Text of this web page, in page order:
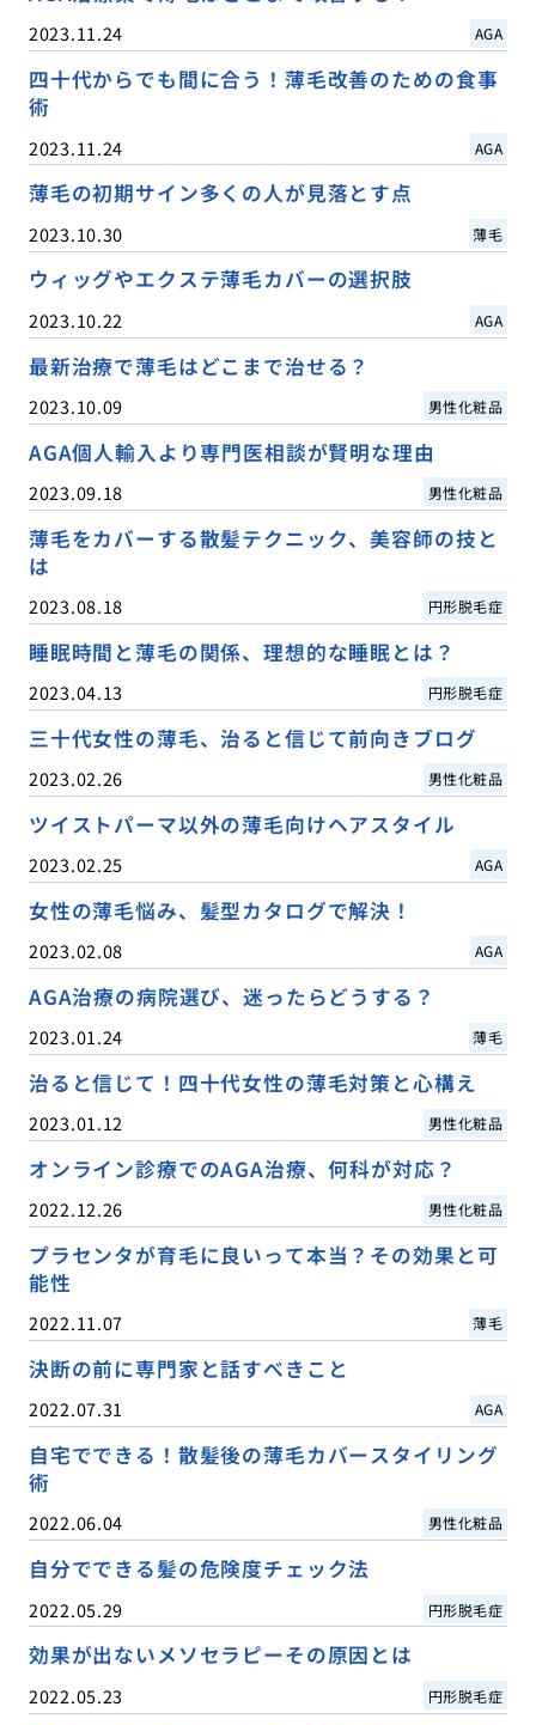
2023.11.24 AGA
四十代からでも間に合う！薄毛改善のための食事
術
2023.11.24 AGA
薄毛の初期サイン多くの人が見落とす点
2023.10.30 薄毛
ウィッグやエクステ薄毛カバーの選択肢
2023.10.22 AGA
最新治療で薄毛はどこまで治せる？
2023.10.09 男性化粧品
AGA個人輸入より専門医相談が賢明な理由
2023.09.18 男性化粧品
薄毛をカバーする散髪テクニック、美容師の技と
は
2023.08.18 円形脱毛症
睡眠時間と薄毛の関係、理想的な睡眠とは？
2023.04.13 円形脱毛症
三十代女性の薄毛、治ると信じて前向きブログ
2023.02.26 男性化粧品
ツイストパーマ以外の薄毛向けヘアスタイル
2023.02.25 AGA
女性の薄毛悩み、髪型カタログで解決！
2023.02.08 AGA
AGA治療の病院選び、迷ったらどうする？
2023.01.24 薄毛
治ると信じて！四十代女性の薄毛対策と心構え
2023.01.12 男性化粧品
オンライン診療でのAGA治療、何科が対応？
2022.12.26 男性化粧品
プラセンタが育毛に良いって本当？その効果と可
能性
2022.11.07 薄毛
決断の前に専門家と話すべきこと
2022.07.31 AGA
自宅でできる！散髪後の薄毛カバースタイリング
術
2022.06.04 男性化粧品
自分でできる髪の危険度チェック法
2022.05.29 円形脱毛症
効果が出ないメソセラピーその原因とは
2022.05.23 円形脱毛症